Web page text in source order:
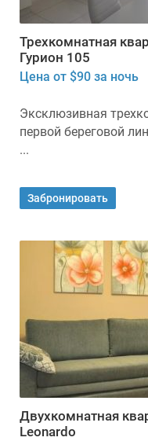
Трехкомнатная
Гурион 105
Цена от $90 за ночь
Эксклюзивная
первой береговой
...
Забронировать
Двухкомнатная
Leonardo